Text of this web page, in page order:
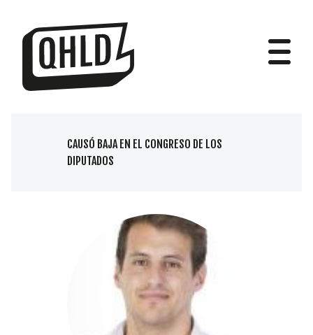
DIPUTADOS
GRUPOS
INICIATIVAS
CAUSÓ BAJA EN EL CONGRESO DE LOS
DIPUTADOS